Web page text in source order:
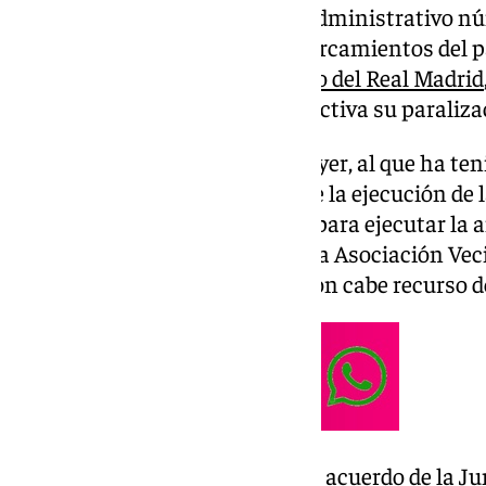
El Juzgado de lo Contencioso-Administrativo
suspendido las obras de los aparcamientos del
estadio del Real Madrid
adoptar medidas para hacer efectiva su
Así consta en un auto dictado ayer, al que ha
que se acuerda la suspensión de la ejecución
Consistorio que tome medidas para ejecutar
atrás, que estimó el recurso de la Asociación
Bernabéu. Contra esta resolución cabe recurso
La asociación recurrió contra el acuerdo de la